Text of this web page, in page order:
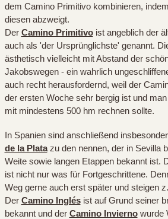
dem Camino Primitivo kombinieren,
diesen abzweigt.
Der Camino Primitivoist angeblich der
auch als 'der Ursprünglichste' genannt.
ästhetisch vielleicht mit Abstand der
Jakobswegen - ein wahrlich
auch recht herausfordernd, weil der
der ersten Woche sehr bergig ist und
mit mindestens 500 hm rechnen sollte.
In Spanien sind anschließend
de la Platazu den nennen, der in Sevilla
Weite sowie langen Etappen bekannt ist.
ist nicht nur was für Fortgeschrittene.
Weg gerne auch erst später und steigen
Der Camino Inglésist auf Grund seiner
bekannt und der Camino Inviernowurde